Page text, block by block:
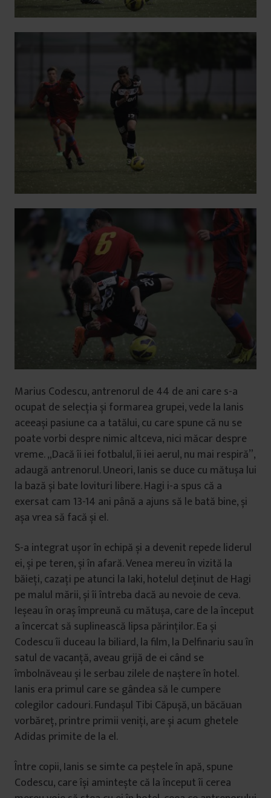
Marius Codescu, antrenorul de 44 de ani care s-a
ocupat de selecția și formarea grupei, vede la Ianis
aceeași pasiune ca a tatălui, cu care spune că nu se
poate vorbi despre nimic altceva, nici măcar despre
vreme. „Dacă îi iei fotbalul, îi iei aerul, nu mai respiră”,
adaugă antrenorul. Uneori, Ianis se duce cu mătușa lui
la bază și bate lovituri libere. Hagi i-a spus că a
exersat cam 13-14 ani până a ajuns să le bată bine, și
așa vrea să facă și el.
S-a integrat ușor în echipă și a devenit repede liderul
ei, și pe teren, și în afară. Venea mereu în vizită la
băieți, cazați pe atunci la Iaki, hotelul deținut de Hagi
pe malul mării, și îi întreba dacă au nevoie de ceva.
Ieșeau în oraș împreună cu mătușa, care de la început
a încercat să suplinească lipsa părinților. Ea și
Codescu îi duceau la biliard, la film, la Delfinariu sau în
satul de vacanță, aveau grijă de ei când se
îmbolnăveau și le serbau zilele de naștere în hotel.
Ianis era primul care se gândea să le cumpere
colegilor cadouri. Fundașul Tibi Căpușă, un băcăuan
vorbăreț, printre primii veniți, are și acum ghetele
Adidas primite de la el.
Între copii, Ianis se simte ca peștele în apă, spune
Codescu, care își amintește că la început îi cerea